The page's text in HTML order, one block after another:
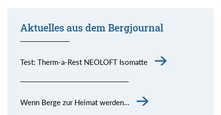
Aktuelles aus dem Bergjournal
Test: Therm-a-Rest NEOLOFT Isomatte
Wenn Berge zur Heimat werden…